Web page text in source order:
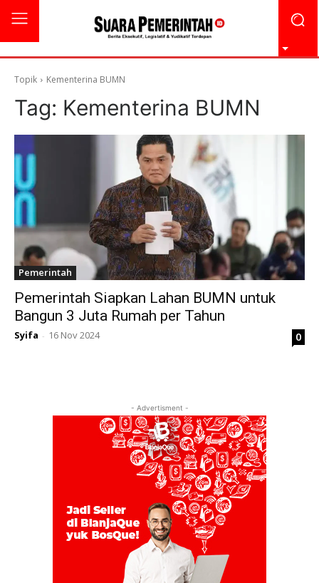
Topik Kementerina BUMN
Tag: Kementerina BUMN
Pemerintah
Pemerintah Siapkan Lahan BUMN untuk
Bangun 3 Juta Rumah per Tahun
Syifa - 16 Nov 2024 0
- Advertisment -